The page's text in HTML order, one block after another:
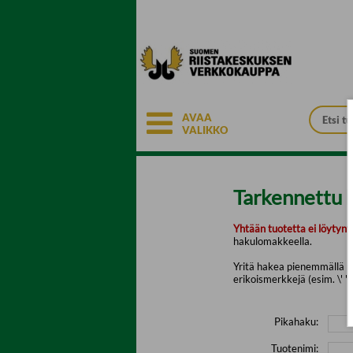
AVAA
VALIKKO
Tarkennettu
Yhtään tuotetta ei löytynyt.
hakulomakkeella.
Yritä hakea pienemmällä
erikoismerkkejä (esim. \' "
Pikahaku:
Tuotenimi: